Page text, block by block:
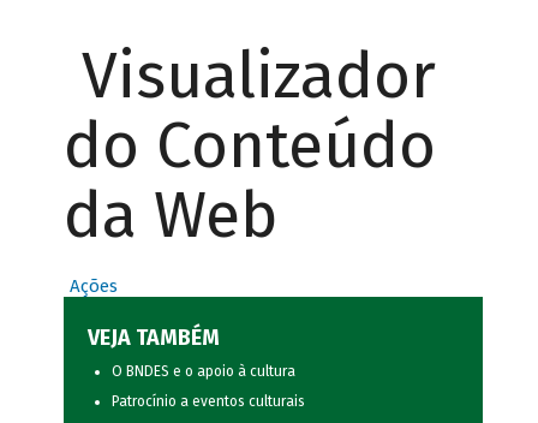
Visualizador
do Conteúdo
da Web
Ações
VEJA TAMBÉM
O BNDES e o apoio à cultura
Patrocínio a eventos culturais